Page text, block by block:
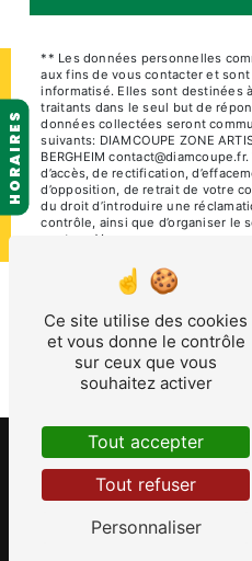
** Les données personnelles
aux fins de vous contacter et
informatisé. Elles sont destinées
traitants dans le seul but de
données collectées seront
suivants: DIAMCOUPE ZONE
BERGHEIM
d’accès, de rectification,
d’opposition, de retrait de votre
du droit d’introduire une
contrôle, ainsi que d’organiser le
mortem. Vous pouvez exercer
l'adresse ZONE ARTISANALE DU
par courrier électronique à
justificatif d'identité pourra vous
vos données pendant la période
la durée de prescription légale
des contentieux. Vous avez le
d'opposition au démarchage
adresse: Bloctel.gouv.fr.
d’informations sur vos droits.
- 2026 -
Mentions légales
HORAIRES
Ce site utilise des cookies
et vous donne le contrôle
sur ceux que vous
souhaitez activer
Tout accepter
Tout refuser
Personnaliser